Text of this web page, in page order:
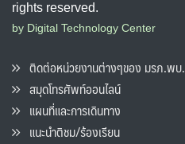
rights reserved.
by Digital Technology Center
ติดต่อหน่วยงานต่างๆของ มรภ.พบ.
สมุดโทรศัพท์ออนไลน์
แผนที่และการเดินทาง
แนะนำติชม/ร้องเรียน